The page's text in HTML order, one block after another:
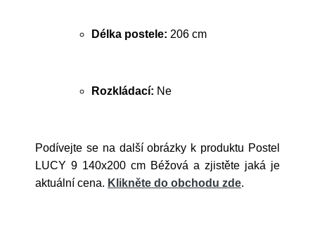
Délka postele: 206 cm
Rozkládací: Ne
Podívejte se na další obrázky k produktu Postel
LUCY 9 140x200 cm Béžová a zjistěte jaká je
aktuální cena. Klikněte do obchodu zde.